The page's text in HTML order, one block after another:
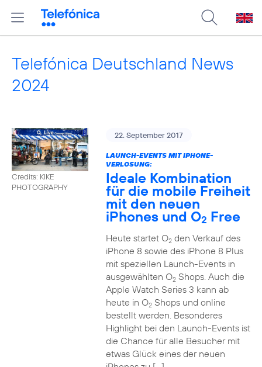
Telefónica Deutschland News
2024
Credits: KIKE
PHOTOGRAPHY
22. September 2017
LAUNCH-EVENTS MIT IPHONE-
VERLOSUNG:
Ideale Kombination
für die mobile Freiheit
mit den neuen
iPhones und O2 Free
Heute startet O2den Verkauf des
iPhone 8 sowie des iPhone 8 Plus
mit speziellen Launch-Events in
ausgewählten O2Shops. Auch die
Apple Watch Series 3 kann ab
heute in O2Shops und online
bestellt werden. Besonderes
Highlight bei den Launch-Events ist
die Chance für alle Besucher mit
etwas Glück eines der neuen